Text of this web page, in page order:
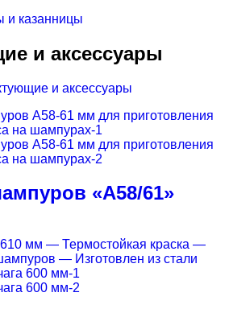
и казанницы
и аксессуары
и аксессуары
«А58/61»
мм — Термостойкая краска —
— Изготовлен из стали